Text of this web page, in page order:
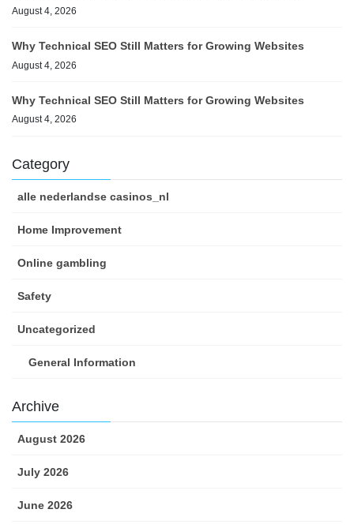
August 4, 2026
Why Technical SEO Still Matters for Growing Websites
August 4, 2026
Why Technical SEO Still Matters for Growing Websites
August 4, 2026
Category
alle nederlandse casinos_nl
Home Improvement
Online gambling
Safety
Uncategorized
General Information
Archive
August 2026
July 2026
June 2026